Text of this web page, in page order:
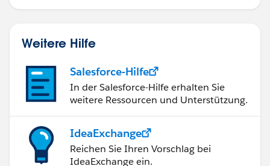
Weitere Hilfe
Salesforce-Hilfe
In der Salesforce-Hilfe erhalten Sie
weitere Ressourcen und Unterstützung.
IdeaExchange
Reichen Sie Ihren Vorschlag bei
IdeaExchange ein.